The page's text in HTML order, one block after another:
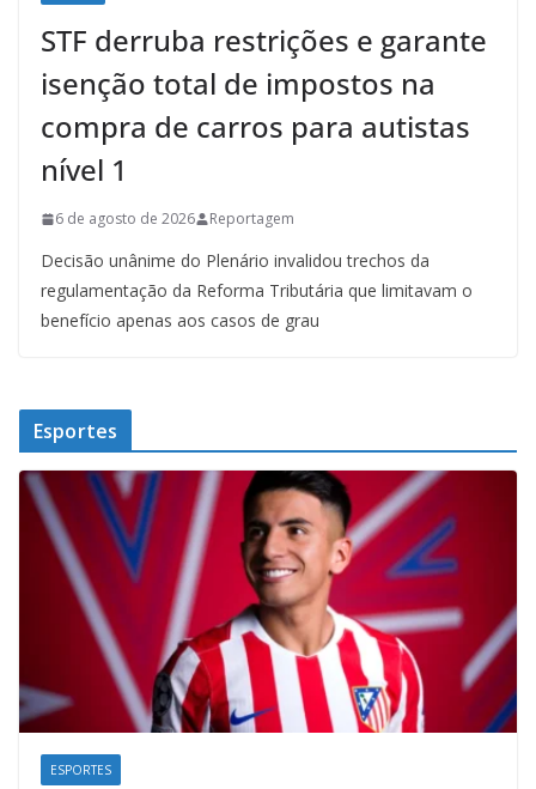
STF derruba restrições e garante
isenção total de impostos na
compra de carros para autistas
nível 1
6 de agosto de 2026 Reportagem
Decisão unânime do Plenário invalidou trechos da
regulamentação da Reforma Tributária que limitavam o
benefício apenas aos casos de grau
Esportes
ESPORTES